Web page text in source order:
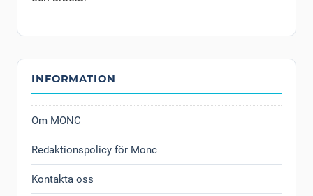
INFORMATION
Om MONC
Redaktionspolicy för Monc
Kontakta oss